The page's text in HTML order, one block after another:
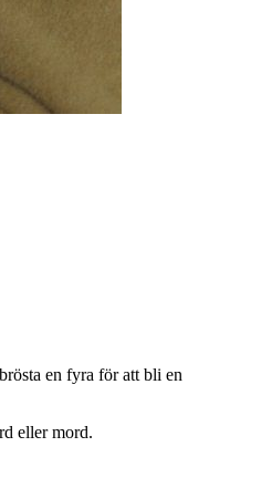
en fyra för att bli en
eller mord.